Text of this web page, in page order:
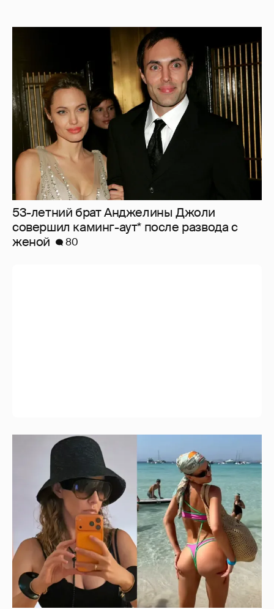
53-летний брат Анджелины Джоли
совершил каминг-аут* после развода с
женой
80